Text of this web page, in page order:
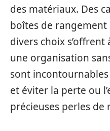
des matériaux. Des
boîtes de
divers choix
une organisation
sont
et éviter la perte ou
précieuses perles de